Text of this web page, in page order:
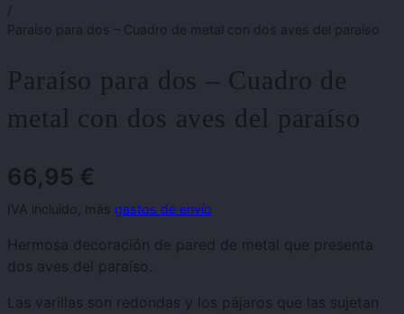
/
Paraíso para dos – Cuadro de metal con dos aves del paraíso
Paraíso para dos – Cuadro de
metal con dos aves del paraíso
66,95 €
IVA incluido, más gastos de envío
Hermosa decoración de pared de metal que presenta
dos aves del paraíso.
Las varillas son redondas y los pájaros que las sujetan